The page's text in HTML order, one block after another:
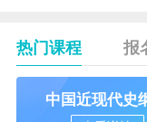
热门课程 报
中国近现代史